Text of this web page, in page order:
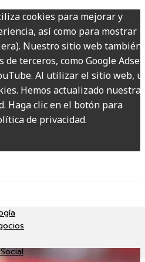
cookies para mejorar y
así como para mostrar
Nuestro sitio web también
terceros, como Google
Al utilizar el sitio web,
Hemos actualizado nuestra
Haga clic en el botón para
de privacidad.